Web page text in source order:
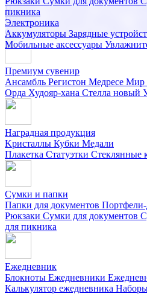
пикника
Электроника
Аккумуляторы Зарядные
Мобильные аксессуары
Наборы с бутылками для воды
Наборы с кружками
флешкамиНовогодние наборы
Премиум сувенир
Ансамбль Регистон Медресе Мир
Орда Худояр-хана Стелла новый
Наградная продукция
Kристаллы Кубки Медали
Плакетка Статуэтки Стеклянные
Сумки и папки
Папки для документов
Рюкзаки Сумки для документов
для пикника
Ежедневник
Блокноты Ежедневники
Калькулятор ежедневника